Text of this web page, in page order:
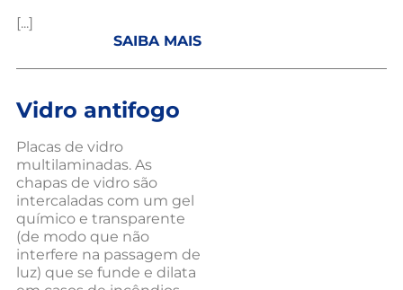
[...]
SAIBA MAIS
Vidro antifogo
Placas de vidro
multilaminadas. As
chapas de vidro são
intercaladas com um gel
químico e transparente
(de modo que não
interfere na passagem de
luz) que se funde e dilata